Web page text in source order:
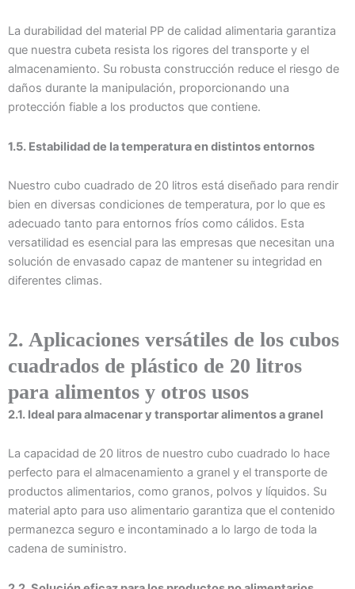
La durabilidad del material PP de calidad alimentaria garantiza
que nuestra cubeta resista los rigores del transporte y el
almacenamiento. Su robusta construcción reduce el riesgo de
daños durante la manipulación, proporcionando una
protección fiable a los productos que contiene.
1.5. Estabilidad de la temperatura en distintos entornos
Nuestro cubo cuadrado de 20 litros está diseñado para rendir
bien en diversas condiciones de temperatura, por lo que es
adecuado tanto para entornos fríos como cálidos. Esta
versatilidad es esencial para las empresas que necesitan una
solución de envasado capaz de mantener su integridad en
diferentes climas.
2. Aplicaciones versátiles de los cubos
cuadrados de plástico de 20 litros
para alimentos y otros usos
2.1. Ideal para almacenar y transportar alimentos a granel
La capacidad de 20 litros de nuestro cubo cuadrado lo hace
perfecto para el almacenamiento a granel y el transporte de
productos alimentarios, como granos, polvos y líquidos. Su
material apto para uso alimentario garantiza que el contenido
permanezca seguro e incontaminado a lo largo de toda la
cadena de suministro.